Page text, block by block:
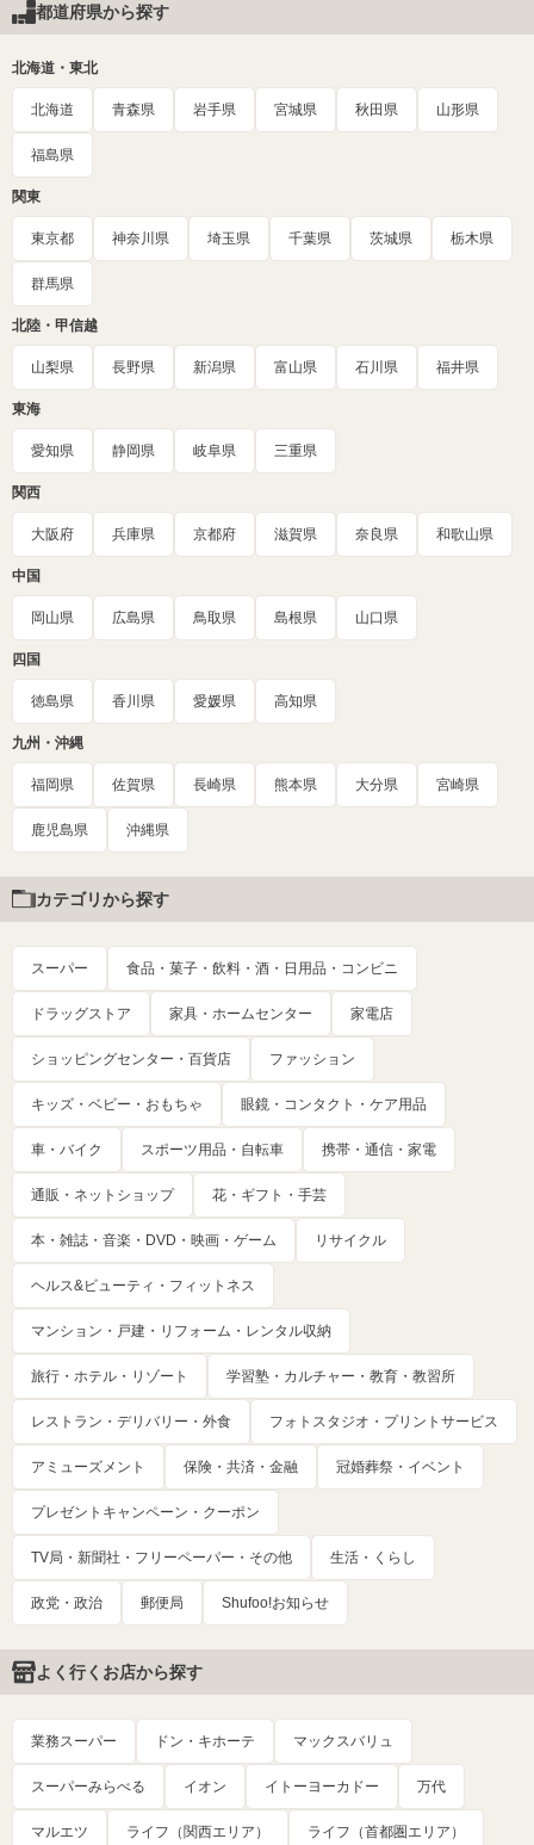
都道府県から探す
北海道・東北
北海道 青森県 岩手県 宮城県 秋田県 山形県
福島県
関東
東京都 神奈川県 埼玉県 千葉県 茨城県 栃木県
群馬県
北陸・甲信越
山梨県 長野県 新潟県 富山県 石川県 福井県
東海
愛知県 静岡県 岐阜県 三重県
関西
大阪府 兵庫県 京都府 滋賀県 奈良県 和歌山県
中国
岡山県 広島県 鳥取県 島根県 山口県
四国
徳島県 香川県 愛媛県 高知県
九州・沖縄
福岡県 佐賀県 長崎県 熊本県 大分県 宮崎県
鹿児島県 沖縄県
カテゴリから探す
スーパー 食品・菓子・飲料・酒・日用品・コンビニ
ドラッグストア 家具・ホームセンター 家電店
ショッピングセンター・百貨店 ファッション
キッズ・ベビー・おもちゃ 眼鏡・コンタクト・ケア用品
車・バイク スポーツ用品・自転車 携帯・通信・家電
通販・ネットショップ 花・ギフト・手芸
本・雑誌・音楽・DVD・映画・ゲーム リサイクル
ヘルス&ビューティ・フィットネス
マンション・戸建・リフォーム・レンタル収納
旅行・ホテル・リゾート 学習塾・カルチャー・教育・教習所
レストラン・デリバリー・外食 フォトスタジオ・プリントサービス
アミューズメント 保険・共済・金融 冠婚葬祭・イベント
プレゼントキャンペーン・クーポン
TV局・新聞社・フリーペーパー・その他 生活・くらし
政党・政治 郵便局 Shufoo!お知らせ
よく行くお店から探す
業務スーパー ドン・キホーテ マックスバリュ
スーパーみらべる イオン イトーヨーカドー 万代
マルエツ ライフ（関西エリア） ライフ（首都圏エリア）